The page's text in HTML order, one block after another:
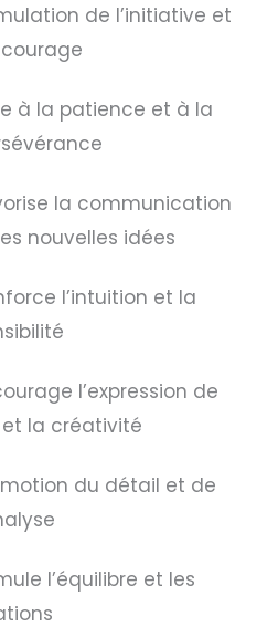
de l’initiative et
à la patience et à la
la communication
nouvelles idées
l’intuition et la
l’expression de
et la créativité
du détail et de
l’équilibre et les